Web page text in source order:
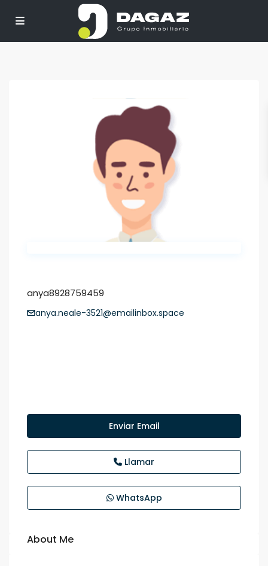
anya8928759459
anya.neale-3521@emailinbox.space
Enviar Email
Llamar
WhatsApp
About Me